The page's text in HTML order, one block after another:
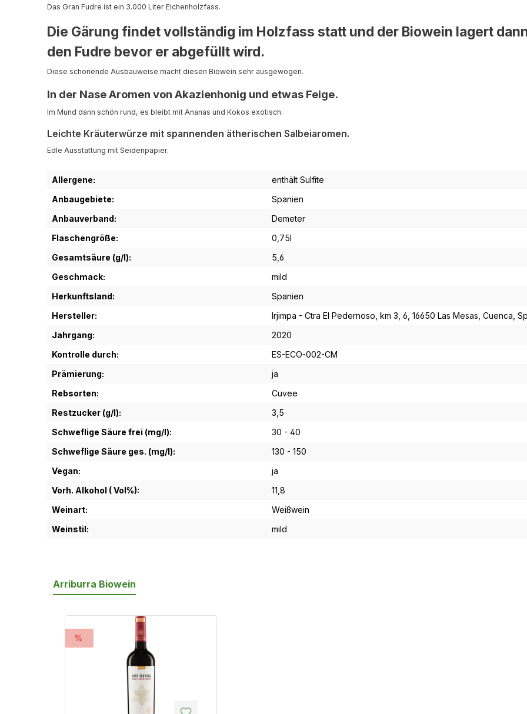
Das Gran Fudre ist ein 3.000 Liter Eichenholzfass.
Die Gärung findet vollständig im Holzfass statt und der Biowein lagert
den Fudre bevor er abgefüllt wird.
Diese schonende Ausbauweise macht diesen Biowein sehr ausgewogen.
In der Nase Aromen von Akazienhonig und etwas Feige.
Im Mund dann schön rund, es bleibt mit Ananas und Kokos exotisch.
Leichte Kräuterwürze mit spannenden ätherischen Salbeiaromen.
Edle Ausstattung mit Seidenpapier.
Allergene:
enthält Sulfite
Anbaugebiete:
Spanien
Anbauverband:
Demeter
Flaschengröße:
0,75l
Gesamtsäure (g/l):
5,6
Geschmack:
mild
Herkunftsland:
Spanien
Hersteller:
Irjimpa - Ctra El Pedernoso, km 3, 6, 16650 Las Mesas, Cuenca,
Jahrgang:
2020
Kontrolle durch:
ES-ECO-002-CM
Prämierung:
ja
Rebsorten:
Cuvee
Restzucker (g/l):
3,5
Schweflige Säure frei (mg/l):
30 - 40
Schweflige Säure ges. (mg/l):
130 - 150
Vegan:
ja
Vorh. Alkohol ( Vol%):
11,8
Weinart:
Weißwein
Weinstil:
mild
Arriburra Biowein
%